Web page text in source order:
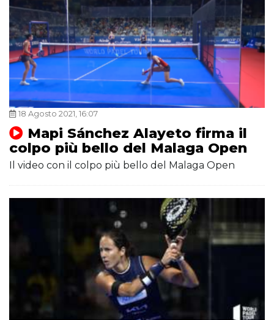
18 Agosto 2021, 16:07
Mapi Sánchez Alayeto firma il
colpo più bello del Malaga Open
Il video con il colpo più bello del Malaga Open